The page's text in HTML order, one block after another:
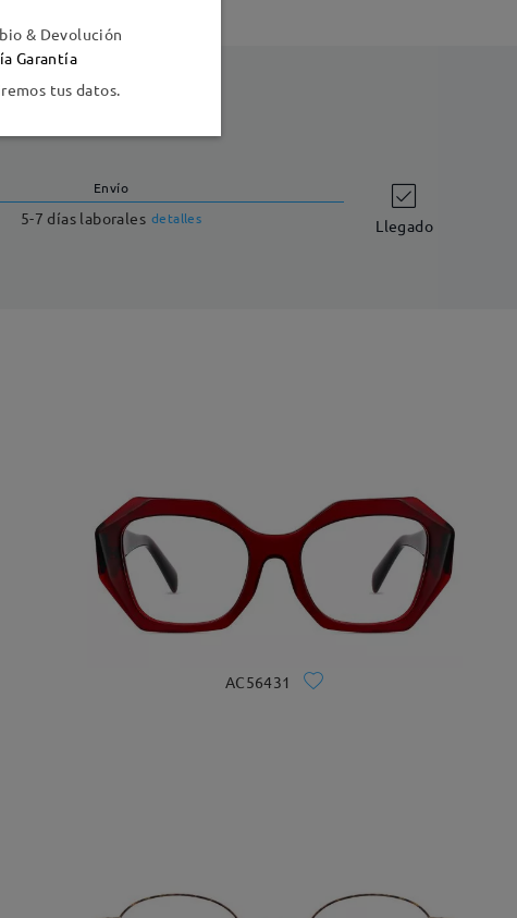
Envío
5-7 días laborales detalles Llegado
AC56431
& Devolución
Garantía
tus datos.